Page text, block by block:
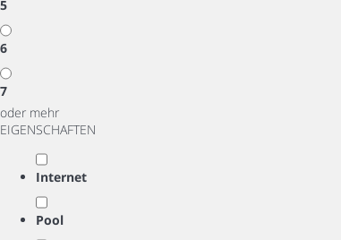
5
6
7
oder mehr
EIGENSCHAFTEN
Internet
Pool